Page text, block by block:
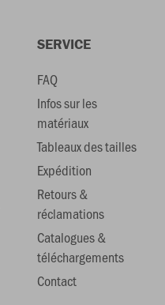
SERVICE
FAQ
Infos sur les
matériaux
Tableaux des tailles
Expédition
Retours &
réclamations
Catalogues &
téléchargements
Contact